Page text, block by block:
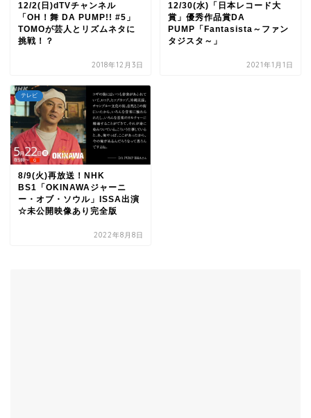
12/2(日)dTVチャンネル
「OH！舞 DA PUMP!! #5」
TOMOが芸人とリズムネタに
挑戦！？
2018年12月3日
12/30(水)「日本レコード大
賞」優秀作品賞DA
PUMP「Fantasista～ファン
タジスタ～」
2021年1月1日
テレビ
8/9(火)再放送！NHK
BS1「OKINAWAジャーニ
ー・オブ・ソウル」ISSA出演
☆未公開映像あり完全版
2022年8月8日